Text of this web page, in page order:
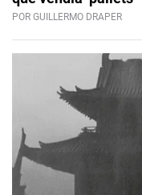
POR GUILLERMO DRAPER